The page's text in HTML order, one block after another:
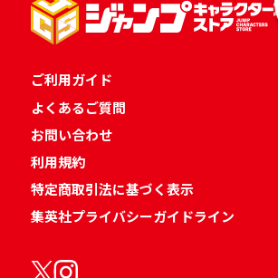
ご利用ガイド
よくあるご質問
お問い合わせ
利用規約
特定商取引法に基づく表示
集英社プライバシーガイドライン